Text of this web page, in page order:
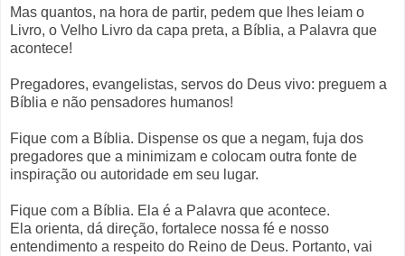
Mas quantos, na hora de partir, pedem que lhes leiam o
Livro, o Velho Livro da capa preta, a Bíblia, a Palavra que
acontece!
Pregadores, evangelistas, servos do Deus vivo: preguem a
Bíblia e não pensadores humanos!
Fique com a Bíblia. Dispense os que a negam, fuja dos
pregadores que a minimizam e colocam outra fonte de
inspiração ou autoridade em seu lugar.
Fique com a Bíblia. Ela é a Palavra que acontece.
Ela orienta, dá direção, fortalece nossa fé e nosso
entendimento a respeito do Reino de Deus. Portanto, vai